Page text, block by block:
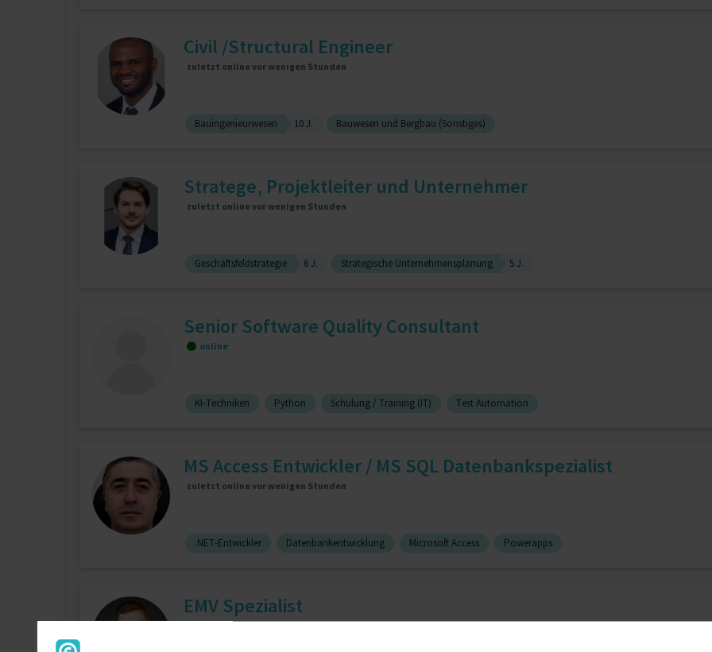
Civil /Structural Engineer
zuletzt online vor wenigen Stunden
Bauingenieurwesen 10 J. Bauwesen und Bergbau (Sonstiges)
Stratege, Projektleiter und Unternehmer
zuletzt online vor wenigen Stunden
Geschäftsfeldstrategie 6 J. Strategische Unternehmensplanung 5 J.
Senior Software Quality Consultant
online
KI-Techniken Python Schulung / Training (IT) Test Automation
MS Access Entwickler / MS SQL Datenbankspezialist
zuletzt online vor wenigen Stunden
.NET-Entwickler Datenbankentwicklung Microsoft Access Powerapps
EMV Spezialist
zuletzt online vor wenigen Stunden